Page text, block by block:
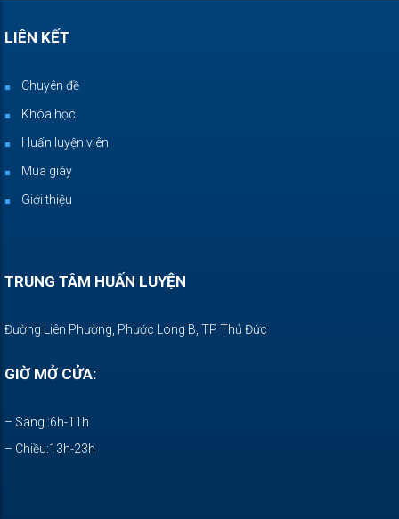
LIÊN KẾT
Chuyên đề
Khóa học
Huấn luyện viên
Mua giày
Giới thiệu
TRUNG TÂM HUẤN LUYỆN
Đường Liên Phường, Phước Long B, TP Thủ Đức
GIỜ MỞ CỬA:
– Sáng :6h-11h
– Chiều:13h-23h